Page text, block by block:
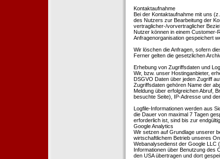
Kontaktaufnahme
Bei der Kontaktaufnahme mit uns
des Nutzers zur Bearbeitung der
vertraglicher-/vorvertraglicher
Nutzer können in einem Customer-
Anfragenorganisation gespeichert
Wir löschen die Anfragen, sofern
Ferner gelten die gesetzlichen
Erhebung von Zugriffsdaten und
Wir, bzw. unser Hostinganbieter,
DSGVO Daten über jeden Zugriff
Zugriffsdaten gehören Name der
Meldung über erfolgreichen Abruf,
besuchte Seite), IP-Adresse und
Logfile-Informationen werden aus
die Dauer von maximal 7 Tagen
erforderlich ist, sind bis zur
Google Analytics
Wir setzen auf Grundlage unserer
wirtschaftlichem Betrieb unseres
Webanalysedienst der Google LLC
Informationen über Benutzung des
den USA übertragen und dort